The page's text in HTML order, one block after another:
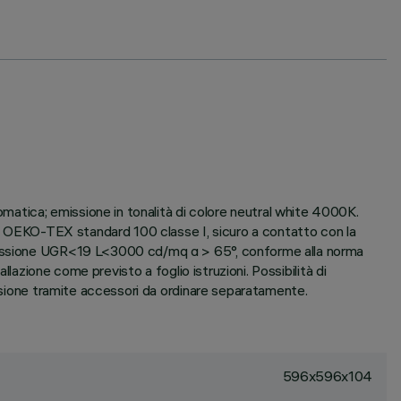
emissione in tonalità di colore neutral white 4000K.
TEX standard 100 classe I, sicuro a contatto con la
UGR<19 L<3000 cd/mq α > 65°, conforme alla norma
come previsto a foglio istruzioni. Possibilità di
tramite accessori da ordinare separatamente.
596x596x104